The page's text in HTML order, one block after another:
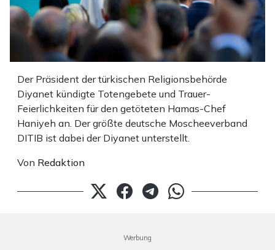
Der Präsident der türkischen Religionsbehörde
Diyanet kündigte Totengebete und Trauer-
Feierlichkeiten für den getöteten Hamas-Chef
Haniyeh an. Der größte deutsche Moscheeverband
DITIB ist dabei der Diyanet unterstellt.
Von Redaktion
Werbung